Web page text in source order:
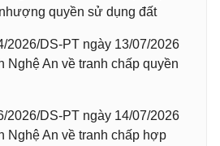
quyền sử dụng đất
2026/DS-PT ngày 13/07/2026
Nghệ An về tranh chấp quyền
2026/DS-PT ngày 14/07/2026
Nghệ An về tranh chấp hợp